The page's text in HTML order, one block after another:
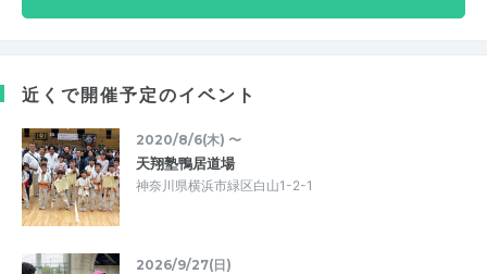
近くで開催予定のイベント
2020/8/6(木) 〜
天翔塾鴨居道場
神奈川県横浜市緑区白山1-2-1
2026/9/27(日)